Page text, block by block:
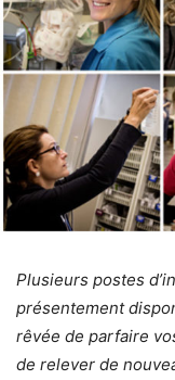
Plusieurs postes
présentement
rêvée de parfaire
de relever de